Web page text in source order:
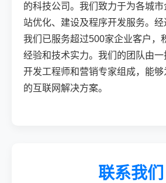
的科技公司。我们致力于为各城市
站优化、建设及程序开发服务。经
我们已服务超过500家企业客户，
经验和技术实力。我们的团队由一
开发工程师和营销专家组成，能
的互联网解决方案。
联系我们